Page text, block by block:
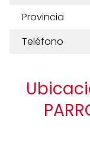
Provincia
Teléfono